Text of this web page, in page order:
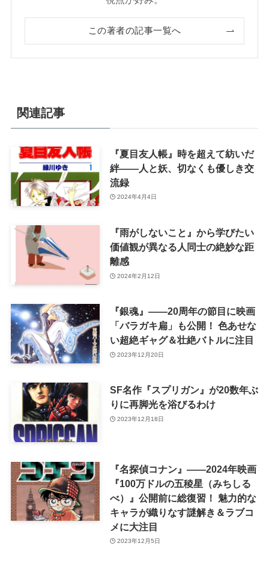
この著者の記事一覧へ
関連記事
『夏目友人帳』時を超えて紡いだ
絆――人と妖、切なくも優しき交
流録
2024年4月4日
『雨がしないこと』から学びたい
価値観が異なる人同士の絶妙な距
離感
2024年2月12日
『銀魂』――20周年の節目に映画
「バラガキ扁」も公開！ 色あせな
い超絶ギャグ＆壮絶バトルに注目
2023年12月20日
SF名作『スプリガン』が20数年ぶ
りに再脚光を浴びるわけ
2023年12月18日
『名探偵コナン』――2024年映画
『100万ドルの五稜星（みちしる
べ）』公開前に総復習！ 魅力的な
キャラが織りなす謎解き＆ラブコ
メに大注目
2023年12月5日